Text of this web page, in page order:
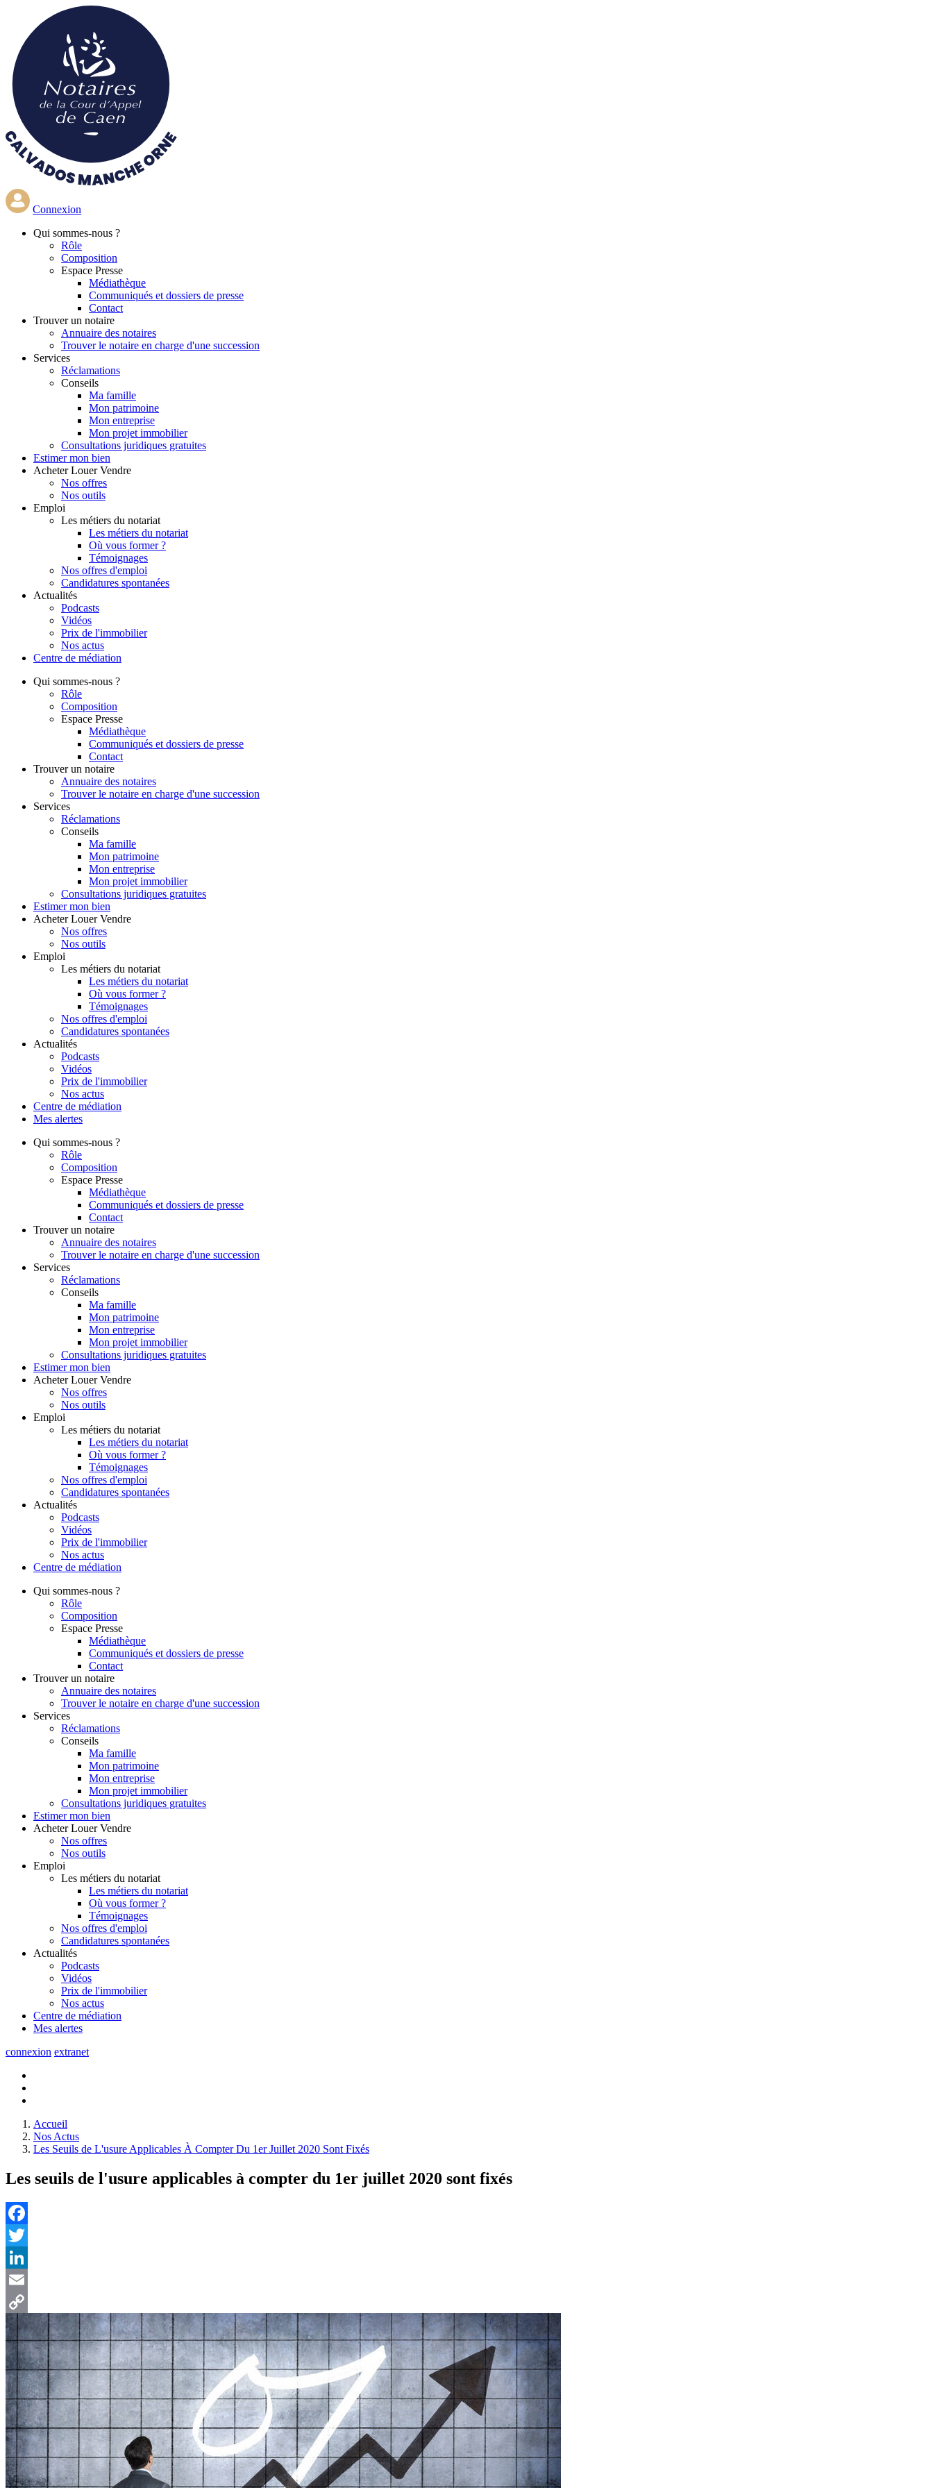
contenu
principal
Connexion
Qui sommes-nous ?
Rôle
Composition
Espace Presse
Médiathèque
Communiqués et dossiers de presse
Contact
Trouver un notaire
Annuaire des notaires
Trouver le notaire en charge d'une succession
Services
Réclamations
Conseils
Ma famille
Mon patrimoine
Mon entreprise
Mon projet immobilier
Consultations juridiques gratuites
Estimer mon bien
Acheter Louer Vendre
Nos offres
Nos outils
Emploi
Les métiers du notariat
Les métiers du notariat
Où vous former ?
Témoignages
Nos offres d'emploi
Candidatures spontanées
Actualités
Podcasts
Vidéos
Prix de l'immobilier
Nos actus
Centre de médiation
Qui sommes-nous ?
Rôle
Composition
Espace Presse
Médiathèque
Communiqués et dossiers de presse
Contact
Trouver un notaire
Annuaire des notaires
Trouver le notaire en charge d'une succession
Services
Réclamations
Conseils
Ma famille
Mon patrimoine
Mon entreprise
Mon projet immobilier
Consultations juridiques gratuites
Estimer mon bien
Acheter Louer Vendre
Nos offres
Nos outils
Emploi
Les métiers du notariat
Les métiers du notariat
Où vous former ?
Témoignages
Nos offres d'emploi
Candidatures spontanées
Actualités
Podcasts
Vidéos
Prix de l'immobilier
Nos actus
Centre de médiation
Mes alertes
Qui sommes-nous ?
Rôle
Composition
Espace Presse
Médiathèque
Communiqués et dossiers de presse
Contact
Trouver un notaire
Annuaire des notaires
Trouver le notaire en charge d'une succession
Services
Réclamations
Conseils
Ma famille
Mon patrimoine
Mon entreprise
Mon projet immobilier
Consultations juridiques gratuites
Estimer mon bien
Acheter Louer Vendre
Nos offres
Nos outils
Emploi
Les métiers du notariat
Les métiers du notariat
Où vous former ?
Témoignages
Nos offres d'emploi
Candidatures spontanées
Actualités
Podcasts
Vidéos
Prix de l'immobilier
Nos actus
Centre de médiation
Qui sommes-nous ?
Rôle
Composition
Espace Presse
Médiathèque
Communiqués et dossiers de presse
Contact
Trouver un notaire
Annuaire des notaires
Trouver le notaire en charge d'une succession
Services
Réclamations
Conseils
Ma famille
Mon patrimoine
Mon entreprise
Mon projet immobilier
Consultations juridiques gratuites
Estimer mon bien
Acheter Louer Vendre
Nos offres
Nos outils
Emploi
Les métiers du notariat
Les métiers du notariat
Où vous former ?
Témoignages
Nos offres d'emploi
Candidatures spontanées
Actualités
Podcasts
Vidéos
Prix de l'immobilier
Nos actus
Centre de médiation
Mes alertes
connexion extranet
Accueil
Nos Actus
Les Seuils de L'usure Applicables À Compter Du 1er Juillet 2020 Sont Fixés
Les seuils de l'usure applicables à compter du 1er juillet 2020 sont fixés
Facebook
Twitter
LinkedIn
Email
Copy
Link